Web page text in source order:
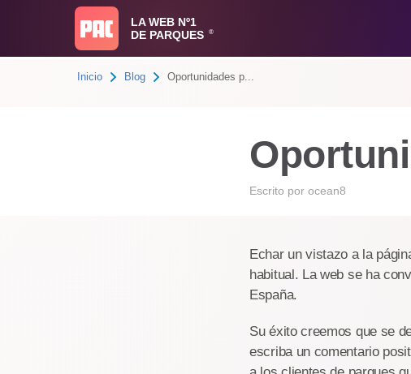
LA WEB Nº1
DE PARQUES
®
Inicio Blog Oportunidades p...
Escrito por ocean8
Echar un vistazo a la
habitual. La web se ha
España.
Su éxito creemos que se
escriba un comentario